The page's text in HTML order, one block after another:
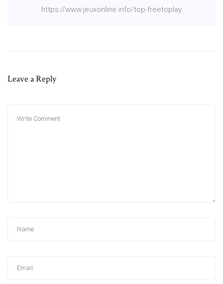
https://www.jeuxonline.info/top-freetoplay
Leave a Reply